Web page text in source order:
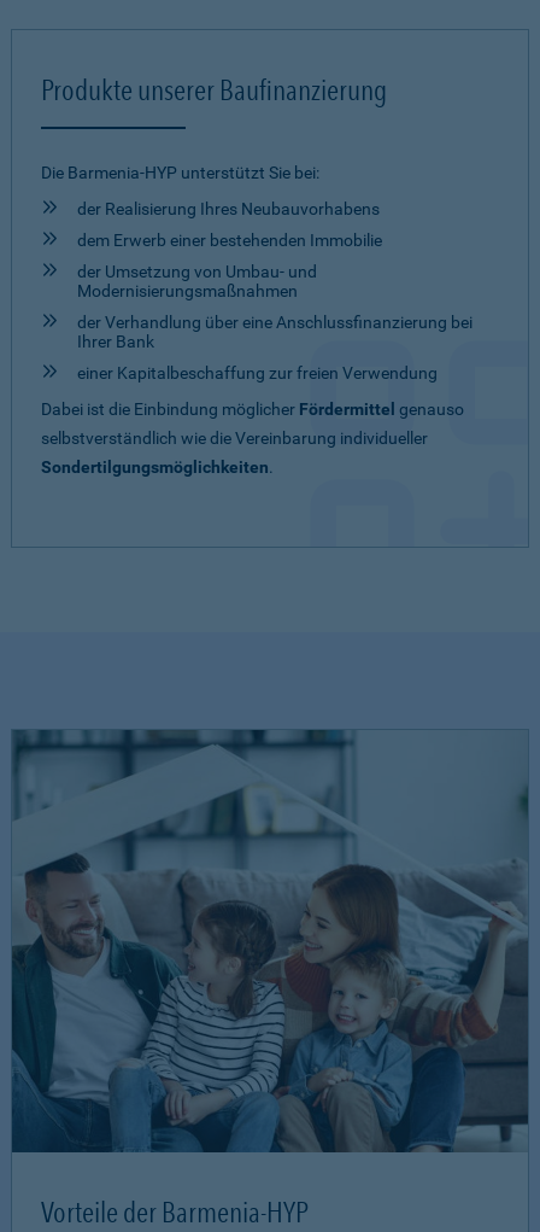
Produkte unserer Baufinanzierung
Die Barmenia-HYP unterstützt Sie bei:
der Realisierung Ihres Neubauvorhabens
dem Erwerb einer bestehenden Immobilie
der Umsetzung von Umbau- und
Modernisierungsmaßnahmen
der Verhandlung über eine Anschlussfinanzierung bei
Ihrer Bank
einer Kapitalbeschaffung zur freien Verwendung
Dabei ist die Einbindung möglicher Fördermittel genauso
selbstverständlich wie die Vereinbarung individueller
Sondertilgungsmöglichkeiten.
Vorteile der Barmenia-HYP